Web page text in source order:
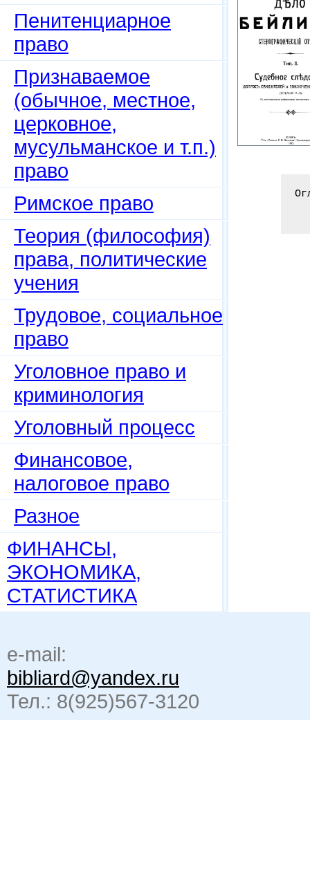
Пенитенциарное
право
Признаваемое
(обычное, местное,
церковное,
мусульманское и т.п.)
право
Римское право
Теория (философия)
права, политические
учения
Трудовое, социальное
право
Уголовное право и
криминология
Уголовный процесс
Финансовое,
налоговое право
Разное
ФИНАНСЫ,
ЭКОНОМИКА,
СТАТИСТИКА
e-mail:
bibliard@yandex.ru
Тел.: 8(925)567-3120